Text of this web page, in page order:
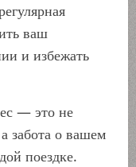
ваш
и избежать
— это не
забота о вашем
поездке.